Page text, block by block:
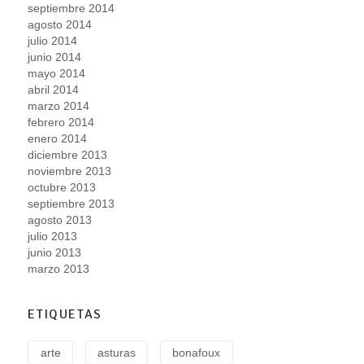
septiembre 2014
agosto 2014
julio 2014
junio 2014
mayo 2014
abril 2014
marzo 2014
febrero 2014
enero 2014
diciembre 2013
noviembre 2013
octubre 2013
septiembre 2013
agosto 2013
julio 2013
junio 2013
marzo 2013
ETIQUETAS
arte asturas bonafoux